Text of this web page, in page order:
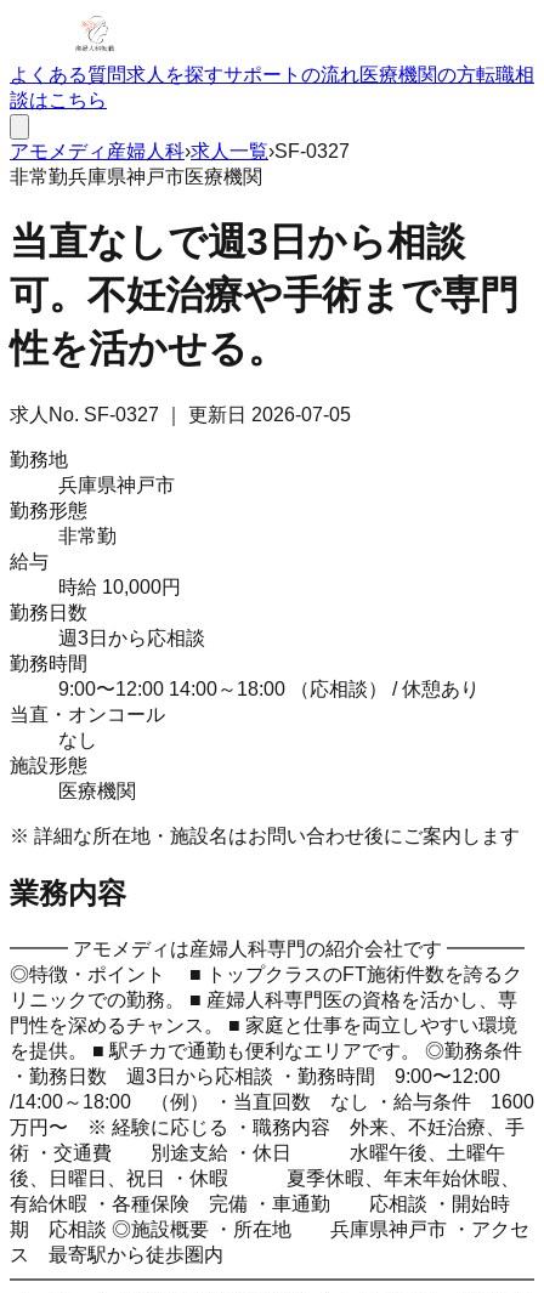
よくある質問求人を探すサポートの流れ医療機関の方転職相
談はこちら
アモメディ 産婦人科›求人一覧›SF-0327
非常勤兵庫県神戸市医療機関
当直なしで週3日から相談
可。不妊治療や手術まで専門
性を活かせる。
求人No. SF-0327 ｜ 更新日 2026-07-05
勤務地
兵庫県神戸市
勤務形態
非常勤
給与
時給 10,000円
勤務日数
週3日から応相談
勤務時間
9:00〜12:00 14:00～18:00 （応相談） / 休憩あり
当直・オンコール
なし
施設形態
医療機関
※ 詳細な所在地・施設名はお問い合わせ後にご案内します
業務内容
━━━ アモメディは産婦人科専門の紹介会社です ━━━━
◎特徴・ポイント ■ トップクラスのFT施術件数を誇るク
リニックでの勤務。 ■ 産婦人科専門医の資格を活かし、専
門性を深めるチャンス。 ■ 家庭と仕事を両立しやすい環境
を提供。 ■ 駅チカで通勤も便利なエリアです。 ◎勤務条件
・勤務日数 週3日から応相談 ・勤務時間 9:00〜12:00
/14:00～18:00 （例） ・当直回数 なし ・給与条件 1600
万円〜 ※ 経験に応じる ・職務内容 外来、不妊治療、手
術 ・交通費 別途支給 ・休日 水曜午後、土曜午
後、日曜日、祝日 ・休暇 夏季休暇、年末年始休暇、
有給休暇 ・各種保険 完備 ・車通勤 応相談 ・開始時
期 応相談 ◎施設概要 ・所在地 兵庫県神戸市 ・アクセ
ス 最寄駅から徒歩圏内
━━━━━━━━━━━━━━━━━━━━━━━━━━━